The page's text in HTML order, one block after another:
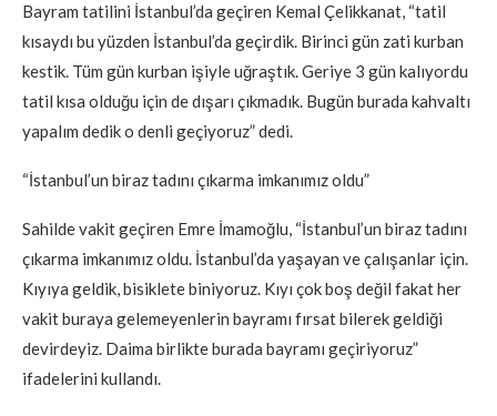
Bayram tatilini İstanbul’da geçiren Kemal Çelikkanat, “tatil
kısaydı bu yüzden İstanbul’da geçirdik. Birinci gün zati kurban
kestik. Tüm gün kurban işiyle uğraştık. Geriye 3 gün kalıyordu
tatil kısa olduğu için de dışarı çıkmadık. Bugün burada kahvaltı
yapalım dedik o denli geçiyoruz” dedi.
“İstanbul’un biraz tadını çıkarma imkanımız oldu”
Sahilde vakit geçiren Emre İmamoğlu, “İstanbul’un biraz tadını
çıkarma imkanımız oldu. İstanbul’da yaşayan ve çalışanlar için.
Kıyıya geldik, bisiklete biniyoruz. Kıyı çok boş değil fakat her
vakit buraya gelemeyenlerin bayramı fırsat bilerek geldiği
devirdeyiz. Daima birlikte burada bayramı geçiriyoruz”
ifadelerini kullandı.